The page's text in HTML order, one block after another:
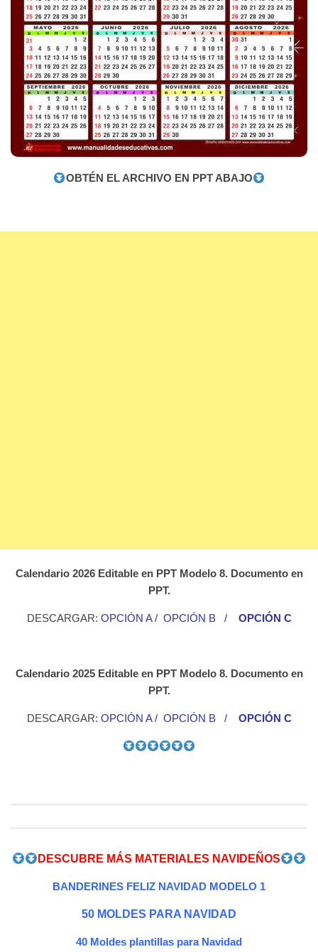
OBTÉN EL ARCHIVO EN PPT ABAJO
Calendario 2026 Editable en PPT Modelo 8. Documento en
PPT.
DESCARGAR: OPCIÓN A/ OPCIÓN B/ OPCIÓN C
Calendario 2025 Editable en PPT Modelo 8. Documento en
PPT.
DESCARGAR: OPCIÓN A/ OPCIÓN B/ OPCIÓN C
DESCUBRE MÁS MATERIALES NAVIDEÑOS
BANDERINES FELIZ NAVIDAD MODELO 1
50 MOLDES PARA NAVIDAD
40 Moldes plantillas para Navidad